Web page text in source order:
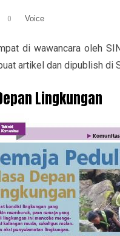
0 Voice
di wawancara oleh
artikel dan dipublish di
Lingkungan